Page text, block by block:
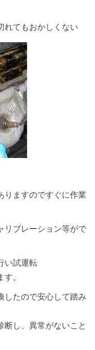
れてもおかしくない
りますのですぐに作業
リブレーション等がで
い試運転
。
したので安心して踏み
断し、異常がないこと